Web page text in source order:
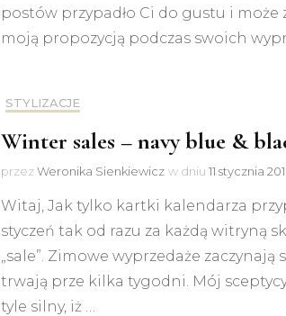
classics
postów przypadło Ci do gustu i może
moją propozycją podczas swoich
STYLIZACJE
Winter sales – navy blue &
przezWeronika Sienkiewicz w dniu 11 stycznia
Witaj, Jak tylko kartki kalendarza
styczeń tak od razu za każdą witryną
„sale”. Zimowe wyprzedaże
trwają prze kilka tygodni. Mój
tyle silny, iż …